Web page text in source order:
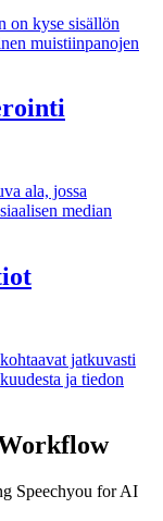
on kyse sisällön
muistiinpanojen
ala, jossa
median
jatkuvasti
ja tiedon
Speechyou for AI